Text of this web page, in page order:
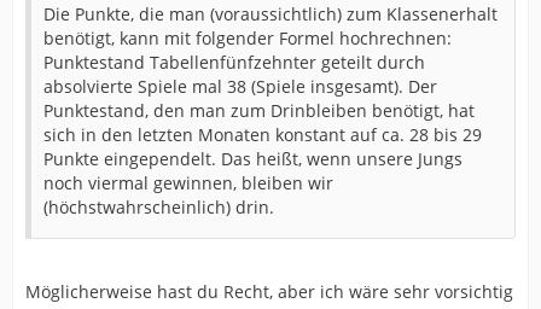
Die Punkte, die man (voraussichtlich) zum Klassenerhalt
benötigt, kann mit folgender Formel hochrechnen:
Punktestand Tabellenfünfzehnter geteilt durch
absolvierte Spiele mal 38 (Spiele insgesamt). Der
Punktestand, den man zum Drinbleiben benötigt, hat
sich in den letzten Monaten konstant auf ca. 28 bis 29
Punkte eingependelt. Das heißt, wenn unsere Jungs
noch viermal gewinnen, bleiben wir
(höchstwahrscheinlich) drin.
Möglicherweise hast du Recht, aber ich wäre sehr vorsichtig